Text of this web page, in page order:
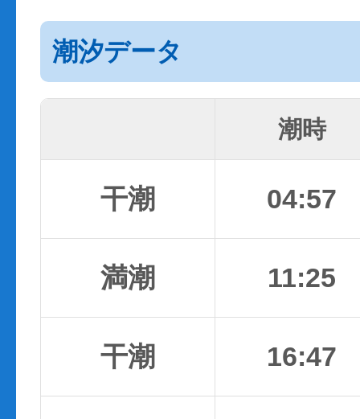
潮汐データ
潮時
干潮 04:57
満潮 11:25
干潮 16:47